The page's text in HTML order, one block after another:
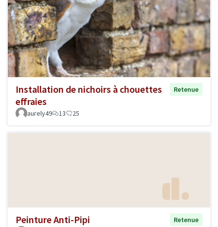
Installation de nichoirs à chouettes
effraies
Retenue
aurely49 13 25
Peinture Anti-Pipi
Retenue